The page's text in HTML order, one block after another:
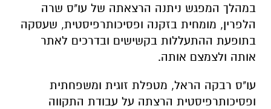
במהלך המפגש ניתנה הרצאתה של עו"ס שרה
הלפרין, מומחית בזקנה ופסיכותרפיסטית, שעסקה
בתופעת ההתעללות בקשישים ובדרכים לאתר
אותה ולצמצם אותה.
עו"ס רבקה הראל, מטפלת זוגית ומשפחתית
ופסיכותרפיסטית הרצתה על עבודת התקווה